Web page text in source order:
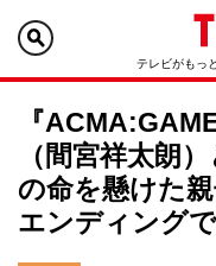
テレビがもっ
『
（間宮祥太朗
の命を懸けた
エンディング